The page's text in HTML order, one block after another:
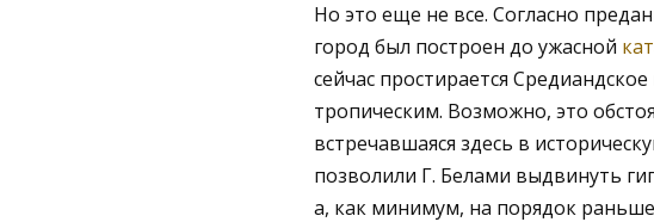
Но это еще не все. Согласно
город был построен до ужасной
сейчас простирается
тропическим. Возможно, это
встречавшаяся здесь в
позволили Г. Белами выдвинуть
а, как минимум, на порядок